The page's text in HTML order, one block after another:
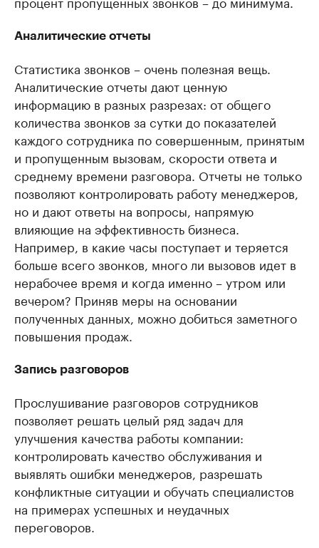
Аналитические отчеты
Статистика звонков – очень полезная вещь.
Аналитические отчеты дают ценную
информацию в разных разрезах: от общего
количества звонков за сутки до показателей
каждого сотрудника по совершенным, принятым
и пропущенным вызовам, скорости ответа и
среднему времени разговора. Отчеты не только
позволяют контролировать работу менеджеров,
но и дают ответы на вопросы, напрямую
влияющие на эффективность бизнеса.
Например, в какие часы поступает и теряется
больше всего звонков, много ли вызовов идет в
нерабочее время и когда именно – утром или
вечером? Приняв меры на основании
полученных данных, можно добиться заметного
повышения продаж.
Запись разговоров
Прослушивание разговоров сотрудников
позволяет решать целый ряд задач для
улучшения качества работы компании:
контролировать качество обслуживания и
выявлять ошибки менеджеров, разрешать
конфликтные ситуации и обучать специалистов
на примерах успешных и неудачных
переговоров.